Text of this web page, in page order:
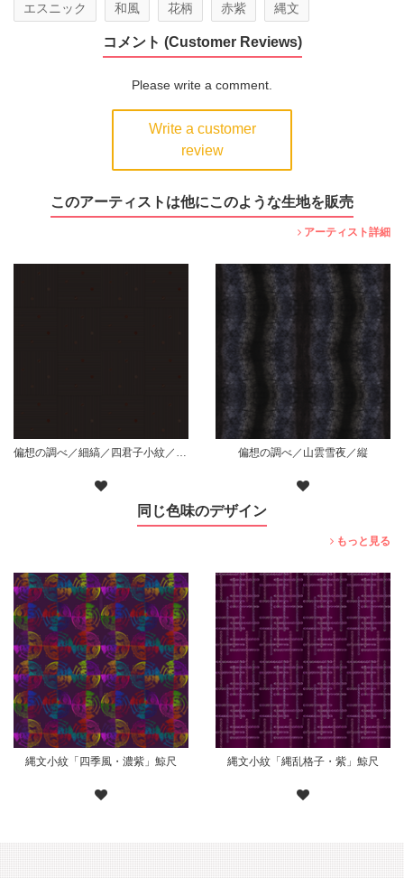
コメント (Customer Reviews)
Please write a comment.
Write a customer
review
エスニック 和風 花柄 赤紫 縄文
このアーティストは他にこのような生地を販売
アーティスト詳細
偏想の調べ／細縞／四君子小紋／枠無散り／黒 偏想の調べ／山雲雪夜／縦
同じ色味のデザイン
もっと見る
縄文小紋「四季風・濃紫」鯨尺 縄文小紋「縄乱格子・紫」鯨尺